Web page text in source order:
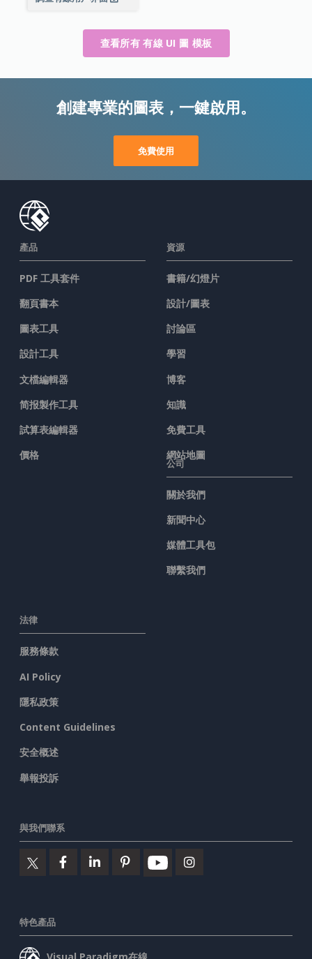
查看所有 有線 UI 圖 模板
創建專業的圖表，一鍵啟用。
免費使用
產品
PDF 工具套件
翻頁書本
圖表工具
設計工具
文檔編輯器
简报製作工具
試算表編輯器
價格
資源
書籍/幻燈片
設計/圖表
討論區
學習
博客
知識
免費工具
網站地圖
公司
關於我們
新聞中心
媒體工具包
聯繫我們
法律
服務條款
AI Policy
隱私政策
Content Guidelines
安全概述
舉報投訴
與我們聯系
特色產品
Visual Paradigm在線